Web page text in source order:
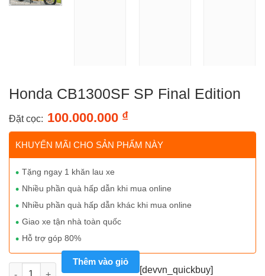
Honda CB1300SF SP Final Edition
Đặt cọc: 100.000.000 ₫
KHUYẾN MÃI CHO SẢN PHẨM NÀY
Tặng ngay 1 khăn lau xe
Nhiều phần quà hấp dẫn khi mua online
Nhiều phần quà hấp dẫn khác khi mua online
Giao xe tận nhà toàn quốc
Hỗ trợ góp 80%
Honda CB1300SF SP Final Edition số lượng
Thêm vào giỏ
[devvn_quickbuy]